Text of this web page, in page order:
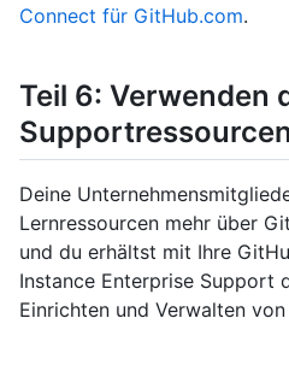
Connect für GitHub.com.
Teil 6: Verwenden
Deine
Lernressourcen mehr über
und du erhältst mit Ihre
Instance Enterprise Support
Einrichten und Verwalten